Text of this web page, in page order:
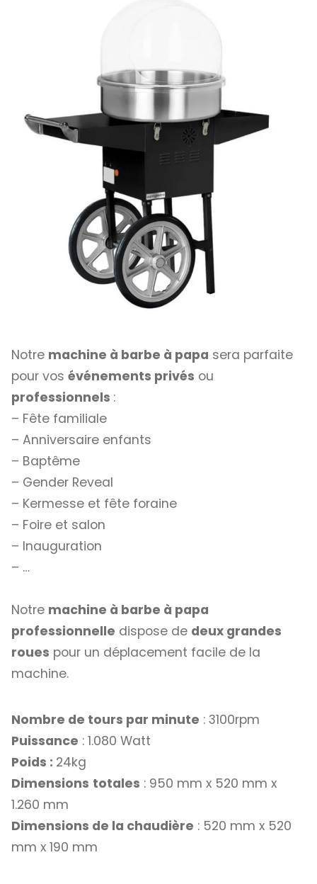
Notre machine à barbe à papa sera parfaite
pour vos événements privés ou
professionnels :
– Fête familiale
– Anniversaire enfants
– Baptême
– Gender Reveal
– Kermesse et fête foraine
– Foire et salon
– Inauguration
– …
Notre machine à barbe à papa
professionnelle dispose de deux grandes
roues pour un déplacement facile de la
machine.
Nombre de tours par minute : 3100rpm
Puissance : 1.080 Watt
Poids : 24kg
Dimensions totales : 950 mm x 520 mm x
1.260 mm
Dimensions de la chaudière : 520 mm x 520
mm x 190 mm